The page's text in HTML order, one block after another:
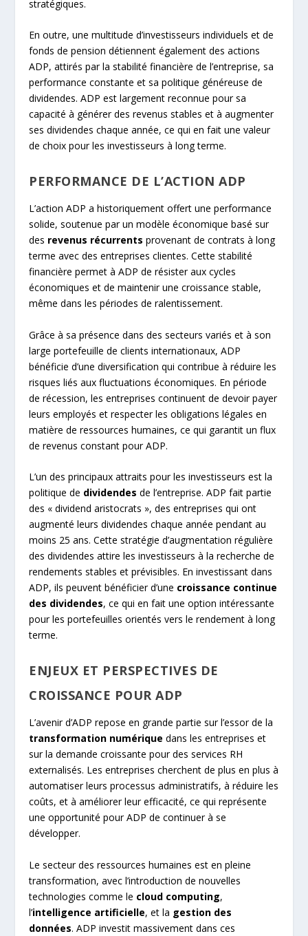
stratégiques.
En outre, une multitude d’investisseurs individuels et de
fonds de pension détiennent également des actions
ADP, attirés par la stabilité financière de l’entreprise, sa
performance constante et sa politique généreuse de
dividendes. ADP est largement reconnue pour sa
capacité à générer des revenus stables et à augmenter
ses dividendes chaque année, ce qui en fait une valeur
de choix pour les investisseurs à long terme.
PERFORMANCE DE L’ACTION ADP
L’action ADP a historiquement offert une performance
solide, soutenue par un modèle économique basé sur
des revenus récurrents provenant de contrats à long
terme avec des entreprises clientes. Cette stabilité
financière permet à ADP de résister aux cycles
économiques et de maintenir une croissance stable,
même dans les périodes de ralentissement.
Grâce à sa présence dans des secteurs variés et à son
large portefeuille de clients internationaux, ADP
bénéficie d’une diversification qui contribue à réduire les
risques liés aux fluctuations économiques. En période
de récession, les entreprises continuent de devoir payer
leurs employés et respecter les obligations légales en
matière de ressources humaines, ce qui garantit un flux
de revenus constant pour ADP.
L’un des principaux attraits pour les investisseurs est la
politique de dividendes de l’entreprise. ADP fait partie
des « dividend aristocrats », des entreprises qui ont
augmenté leurs dividendes chaque année pendant au
moins 25 ans. Cette stratégie d’augmentation régulière
des dividendes attire les investisseurs à la recherche de
rendements stables et prévisibles. En investissant dans
ADP, ils peuvent bénéficier d’une croissance continue
des dividendes, ce qui en fait une option intéressante
pour les portefeuilles orientés vers le rendement à long
terme.
ENJEUX ET PERSPECTIVES DE
CROISSANCE POUR ADP
L’avenir d’ADP repose en grande partie sur l’essor de la
transformation numérique dans les entreprises et
sur la demande croissante pour des services RH
externalisés. Les entreprises cherchent de plus en plus à
automatiser leurs processus administratifs, à réduire les
coûts, et à améliorer leur efficacité, ce qui représente
une opportunité pour ADP de continuer à se
développer.
Le secteur des ressources humaines est en pleine
transformation, avec l’introduction de nouvelles
technologies comme le cloud computing,
l’intelligence artificielle, et la gestion des
données. ADP investit massivement dans ces